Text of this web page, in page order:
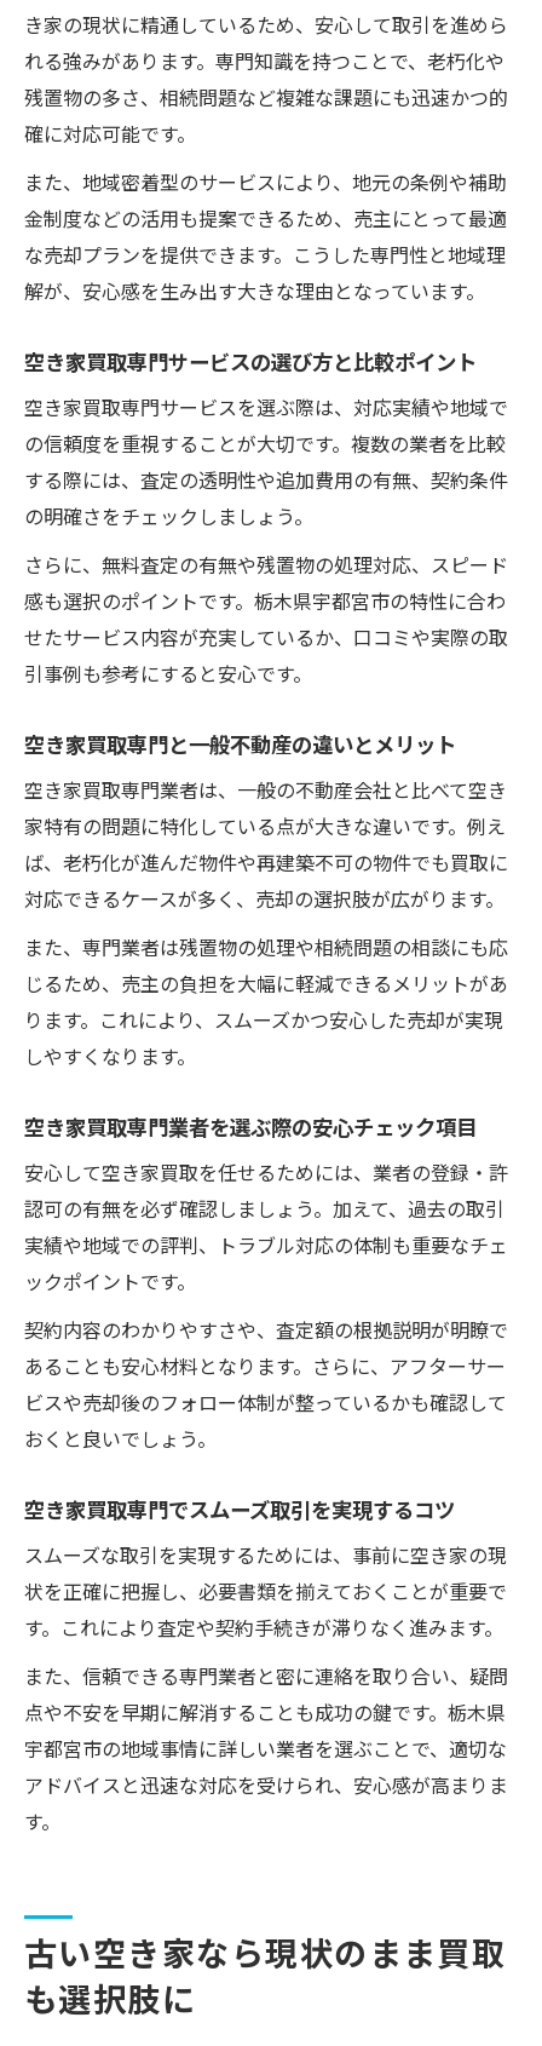
き家の現状に精通しているため、安心して取引を進めら
れる強みがあります。専門知識を持つことで、老朽化や
残置物の多さ、相続問題など複雑な課題にも迅速かつ的
確に対応可能です。
また、地域密着型のサービスにより、地元の条例や補助
金制度などの活用も提案できるため、売主にとって最適
な売却プランを提供できます。こうした専門性と地域理
解が、安心感を生み出す大きな理由となっています。
空き家買取専門サービスの選び方と比較ポイント
空き家買取専門サービスを選ぶ際は、対応実績や地域で
の信頼度を重視することが大切です。複数の業者を比較
する際には、査定の透明性や追加費用の有無、契約条件
の明確さをチェックしましょう。
さらに、無料査定の有無や残置物の処理対応、スピード
感も選択のポイントです。栃木県宇都宮市の特性に合わ
せたサービス内容が充実しているか、口コミや実際の取
引事例も参考にすると安心です。
空き家買取専門と一般不動産の違いとメリット
空き家買取専門業者は、一般の不動産会社と比べて空き
家特有の問題に特化している点が大きな違いです。例え
ば、老朽化が進んだ物件や再建築不可の物件でも買取に
対応できるケースが多く、売却の選択肢が広がります。
また、専門業者は残置物の処理や相続問題の相談にも応
じるため、売主の負担を大幅に軽減できるメリットがあ
ります。これにより、スムーズかつ安心した売却が実現
しやすくなります。
空き家買取専門業者を選ぶ際の安心チェック項目
安心して空き家買取を任せるためには、業者の登録・許
認可の有無を必ず確認しましょう。加えて、過去の取引
実績や地域での評判、トラブル対応の体制も重要なチェ
ックポイントです。
契約内容のわかりやすさや、査定額の根拠説明が明瞭で
あることも安心材料となります。さらに、アフターサー
ビスや売却後のフォロー体制が整っているかも確認して
おくと良いでしょう。
空き家買取専門でスムーズ取引を実現するコツ
スムーズな取引を実現するためには、事前に空き家の現
状を正確に把握し、必要書類を揃えておくことが重要で
す。これにより査定や契約手続きが滞りなく進みます。
また、信頼できる専門業者と密に連絡を取り合い、疑問
点や不安を早期に解消することも成功の鍵です。栃木県
宇都宮市の地域事情に詳しい業者を選ぶことで、適切な
アドバイスと迅速な対応を受けられ、安心感が高まりま
す。
古い空き家なら現状のまま買取
も選択肢に